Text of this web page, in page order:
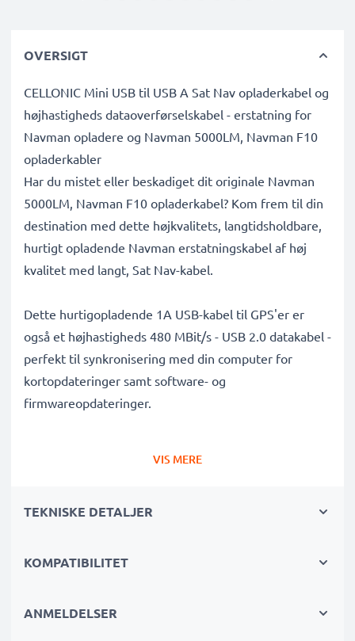
OVERSIGT
CELLONIC Mini USB til USB A Sat Nav opladerkabel og
højhastigheds dataoverførselskabel - erstatning for
Navman opladere og Navman 5000LM, Navman F10
opladerkabler
Har du mistet eller beskadiget dit originale Navman
5000LM, Navman F10 opladerkabel? Kom frem til din
destination med dette højkvalitets, langtidsholdbare,
hurtigt opladende Navman erstatningskabel af høj
kvalitet med langt, Sat Nav-kabel.
Dette hurtigopladende 1A USB-kabel til GPS'er er
også et højhastigheds 480 MBit/s - USB 2.0 datakabel -
perfekt til synkronisering med din computer for
kortopdateringer samt software- og
firmwareopdateringer.
Navman 5000LM, Navman F10 oplader og andre
VIS MERE
TEKNISKE DETALJER
KOMPATIBILITET
ANMELDELSER